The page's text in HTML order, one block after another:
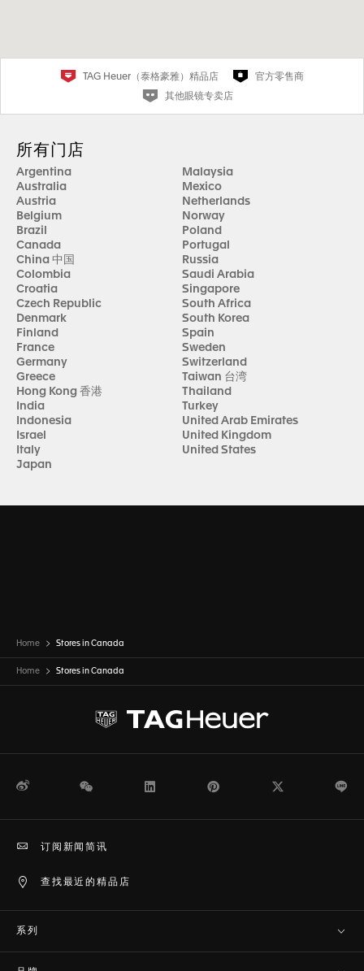
TAG Heuer（泰格豪雅）精品店
官方零售商
其他眼镜专卖店
所有门店
Argentina
Australia
Austria
Belgium
Brazil
Canada
China 中国
Colombia
Croatia
Czech Republic
Denmark
Finland
France
Germany
Greece
Hong Kong 香港
India
Indonesia
Israel
Italy
Japan
Malaysia
Mexico
Netherlands
Norway
Poland
Portugal
Russia
Saudi Arabia
Singapore
South Africa
South Korea
Spain
Sweden
Switzerland
Taiwan 台湾
Thailand
Turkey
United Arab Emirates
United Kingdom
United States
Home Stores in Canada
Home Stores in Canada
微博 WeChat Pinterest
查找最近的精品店
订阅新闻简讯
系列